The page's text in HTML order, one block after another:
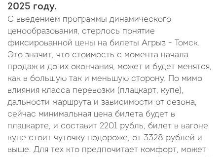
2025 году.
С введением программы динамического
ценообразования, стерлось понятие
фиксированной цены на билеты Агрыз - Томск.
Это значит, что стоимость с момента начала
продаж и до их окончания, может и будет менятся,
как в большую так и меньшую сторону. По мимо
влияния класса перевозки (плацкарт, купе),
дальности маршрута и зависимости от сезона,
сейчас минимальная цена билета будет в
плацкарте, и составит 2201 рубль, билет в вагоне
купе стоит чуточку подороже, от 3328 рублей и
выше. Для тех кто предпочитает комфорт, может